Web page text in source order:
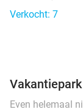
Verkocht: 7
Even helemaal